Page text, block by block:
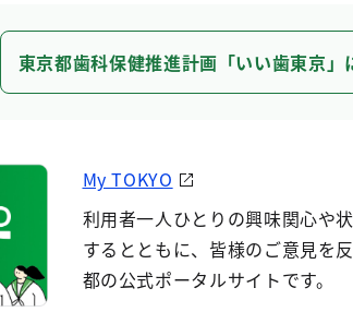
東京都歯科保健推進計画「いい歯東京」
My TOKYO
利用者一人ひとりの興味関心や
するとともに、皆様のご意見を
都の公式ポータルサイトです。